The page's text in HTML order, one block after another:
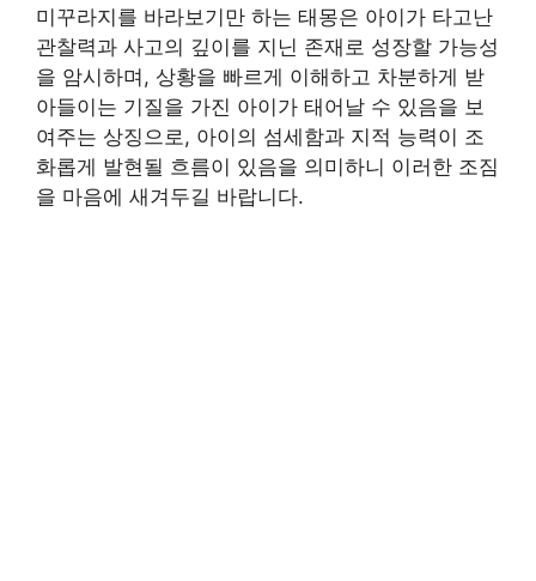
미꾸라지를 바라보기만 하는 태몽은 아이가 타고난
관찰력과 사고의 깊이를 지닌 존재로 성장할 가능성
을 암시하며, 상황을 빠르게 이해하고 차분하게 받
아들이는 기질을 가진 아이가 태어날 수 있음을 보
여주는 상징으로, 아이의 섬세함과 지적 능력이 조
화롭게 발현될 흐름이 있음을 의미하니 이러한 조짐
을 마음에 새겨두길 바랍니다.